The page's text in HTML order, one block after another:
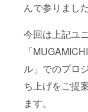
んで参りました
今回は上記ユ
「
ル」でのプロ
ち上げをご提
ます。